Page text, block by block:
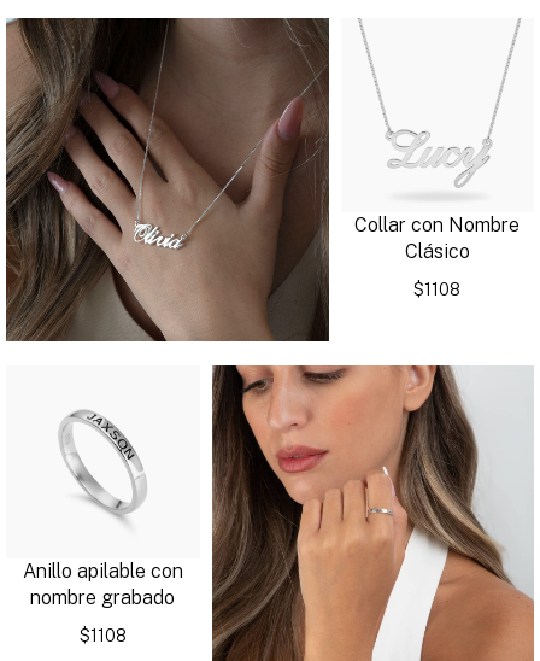
Collar con Nombre
Clásico
$1108
Anillo apilable con
nombre grabado
$1108